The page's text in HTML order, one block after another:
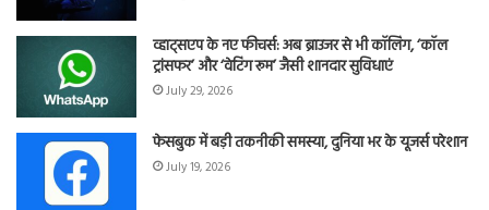
व्हाट्सएप के नए फीचर्स: अब ब्राउजर से भी कॉलिंग, ‘कॉल
ट्रांसफर’ और ‘वेटिंग रूम’ जैसी शानदार सुविधाएं
July 29, 2026
फेसबुक में बड़ी तकनीकी समस्या, दुनिया भर के यूजर्स परेशान
July 19, 2026